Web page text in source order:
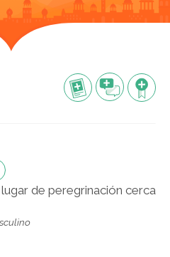
lugar de peregrinación cerca